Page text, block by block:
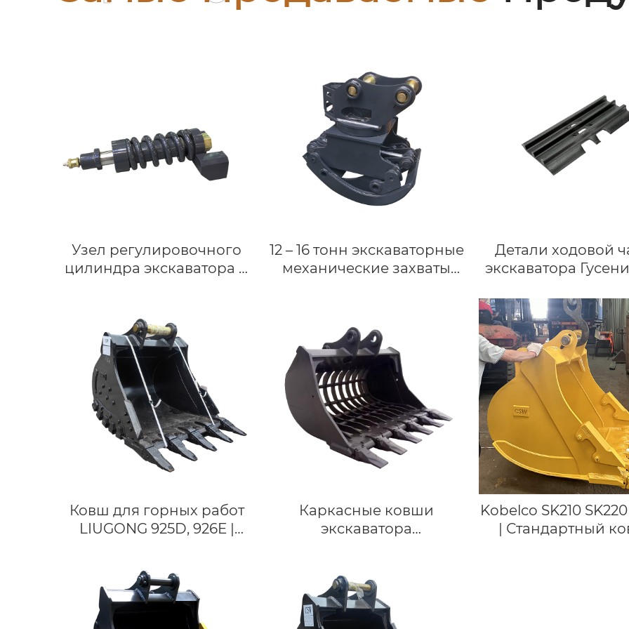
Узел регулировочного
цилиндра экскаватора и
детали ходовой Части
12 – 16 тонн экскаваторные
механические захваты
бревен
Детали ходовой
экскаватора
Гусеничные цепи
деталей
техники
башмак
PC200
детали ходовой
гусеничного
экскаватора
Ковш для горных работ
LIUGONG 925D, 926E |
| Индивидуальный ковш
HDR для твердых пород
Каркасные ковши
экскаватора
Volvo Ec55c
Kobelco SK210
| Стандартный